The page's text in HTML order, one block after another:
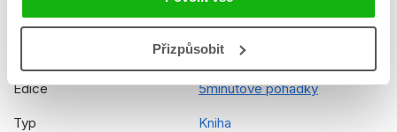
Přizpůsobit
EAN 9788025248959
4
Edice 5minutové pohádky
Typ Kniha